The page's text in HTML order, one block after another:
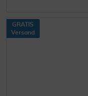
GRATIS
Versand